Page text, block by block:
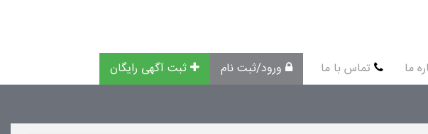
ما تماس با ما ورود/ثبت نام ثبت آگهی رایگان